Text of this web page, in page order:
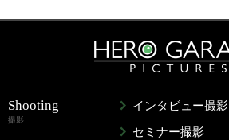
Shooting
撮影
インタビュー撮影
セミナー撮影